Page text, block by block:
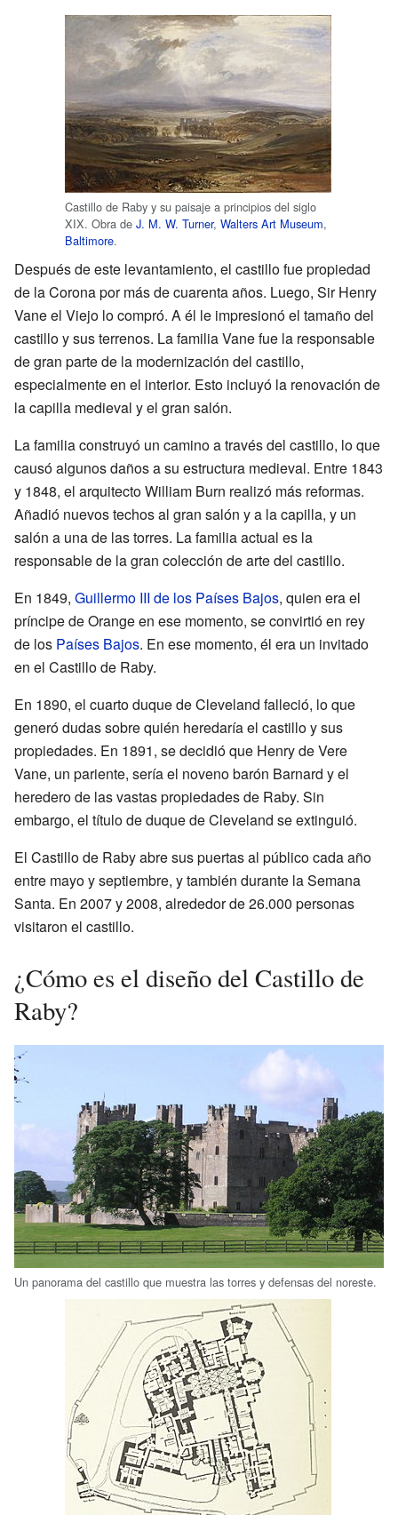
Castillo de Raby y su paisaje a principios del siglo
XIX. Obra de J. M. W. Turner, Walters Art Museum,
Baltimore.
Después de este levantamiento, el castillo fue propiedad
de la Corona por más de cuarenta años. Luego, Sir Henry
Vane el Viejo lo compró. A él le impresionó el tamaño del
castillo y sus terrenos. La familia Vane fue la responsable
de gran parte de la modernización del castillo,
especialmente en el interior. Esto incluyó la renovación de
la capilla medieval y el gran salón.
La familia construyó un camino a través del castillo, lo que
causó algunos daños a su estructura medieval. Entre 1843
y 1848, el arquitecto William Burn realizó más reformas.
Añadió nuevos techos al gran salón y a la capilla, y un
salón a una de las torres. La familia actual es la
responsable de la gran colección de arte del castillo.
En 1849, Guillermo III de los Países Bajos, quien era el
príncipe de Orange en ese momento, se convirtió en rey
de los Países Bajos. En ese momento, él era un invitado
en el Castillo de Raby.
En 1890, el cuarto duque de Cleveland falleció, lo que
generó dudas sobre quién heredaría el castillo y sus
propiedades. En 1891, se decidió que Henry de Vere
Vane, un pariente, sería el noveno barón Barnard y el
heredero de las vastas propiedades de Raby. Sin
embargo, el título de duque de Cleveland se extinguió.
El Castillo de Raby abre sus puertas al público cada año
entre mayo y septiembre, y también durante la Semana
Santa. En 2007 y 2008, alrededor de 26.000 personas
visitaron el castillo.
¿Cómo es el diseño del Castillo de
Raby?
Un panorama del castillo que muestra las torres y defensas del noreste.